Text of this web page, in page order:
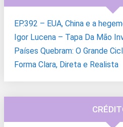
EP.392 – EUA, China e a
Igor Lucena – Tapa Da Mão
Países Quebram: O Grande
Forma Clara, Direta e Realista